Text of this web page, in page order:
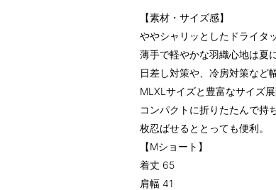
【素材・サイズ感】
ややシャリッとしたドライタ
薄手で軽やかな羽織心地は夏
日差し対策や、冷房対策など
MLXLサイズと豊富なサイズ
コンパクトに折りたたんで持
枚忍ばせるととっても便利。
【Mショート】
着丈 65
肩幅 41